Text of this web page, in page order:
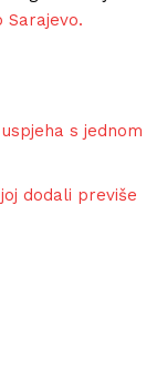
Sarajevo.
s jednom
dodali previše